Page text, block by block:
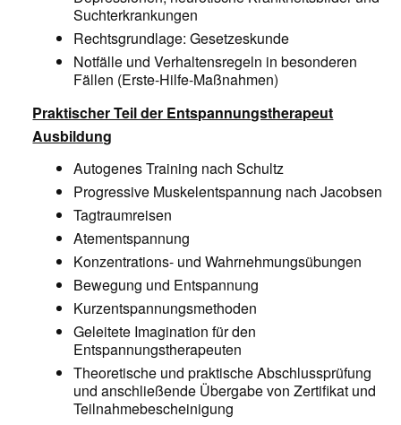
Suchterkrankungen
Rechtsgrundlage: Gesetzeskunde
Notfälle und Verhaltensregeln in besonderen
Fällen (Erste-Hilfe-Maßnahmen)
Praktischer Teil der Entspannungstherapeut
Ausbildung
Autogenes Training nach Schultz
Progressive Muskelentspannung nach Jacobsen
Tagtraumreisen
Atementspannung
Konzentrations- und Wahrnehmungsübungen
Bewegung und Entspannung
Kurzentspannungsmethoden
Geleitete Imagination für den
Entspannungstherapeuten
Theoretische und praktische Abschlussprüfung
und anschließende Übergabe von Zertifikat und
Teilnahmebescheinigung